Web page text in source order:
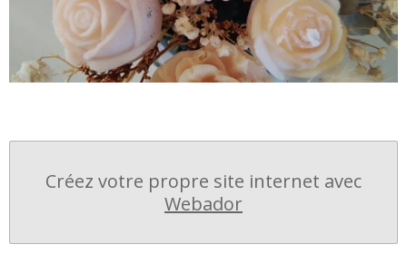
Créez votre propre site internet avec
Webador